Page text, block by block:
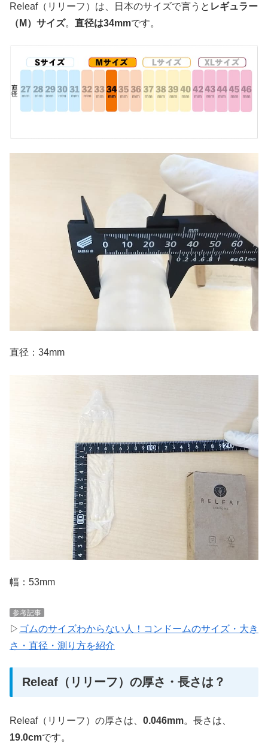
Releaf（リリーフ）は、日本のサイズで言うと レギュラー
（M）サイズ。 直径は34mmです。
直径：34mm
幅：53mm
参考記事
▷ ゴムのサイズわからない人！コンドームのサイズ・大き
さ・直径・測り方を紹介
Releaf（リリーフ）の厚さ・長さは？
Releaf（リリーフ）の厚さは、 0.046mm。長さは、
19.0cmです。